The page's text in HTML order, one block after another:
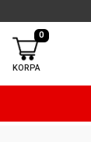
KORPA
0